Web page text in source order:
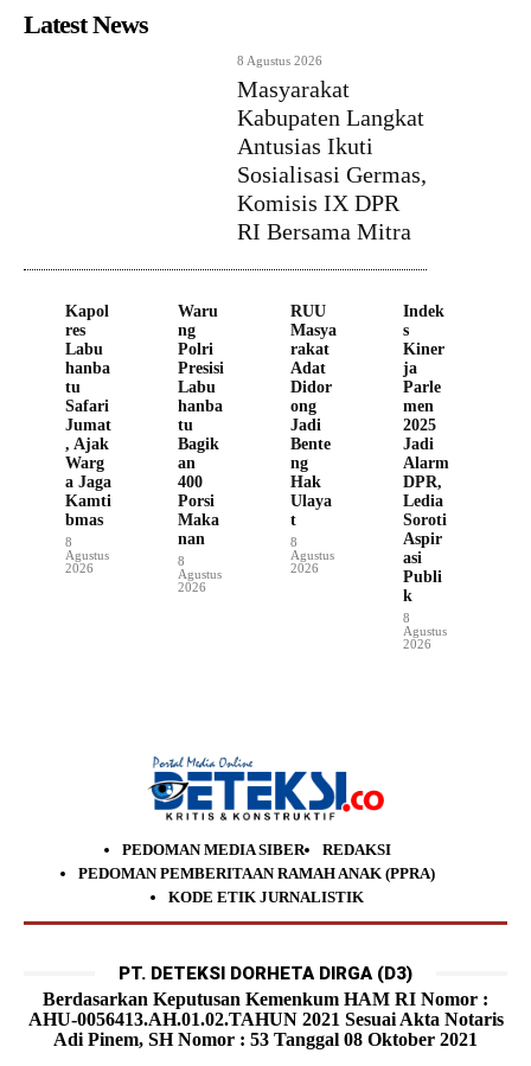
Latest News
8 Agustus 2026
Masyarakat
Kabupaten Langkat
Antusias Ikuti
Sosialisasi Germas,
Komisis IX DPR
RI Bersama Mitra
Kapol
res
Labu
hanba
tu
Safari
Jumat
, Ajak
Warg
a Jaga
Kamti
bmas
8
Agustus
2026
Waru
ng
Polri
Presisi
Labu
hanba
tu
Bagik
an
400
Porsi
Maka
nan
8
Agustus
2026
RUU
Masya
rakat
Adat
Didor
ong
Jadi
Bente
ng
Hak
Ulaya
t
8
Agustus
2026
Indek
s
Kiner
ja
Parle
men
2025
Jadi
Alarm
DPR,
Ledia
Soroti
Aspir
asi
Publi
k
8
Agustus
2026
PEDOMAN MEDIA SIBER
REDAKSI
PEDOMAN PEMBERITAAN RAMAH ANAK (PPRA)
KODE ETIK JURNALISTIK
PT. DETEKSI DORHETA DIRGA (D3)
Berdasarkan Keputusan Kemenkum HAM RI Nomor :
AHU-0056413.AH.01.02.TAHUN 2021 Sesuai Akta Notaris
Adi Pinem, SH Nomor : 53 Tanggal 08 Oktober 2021